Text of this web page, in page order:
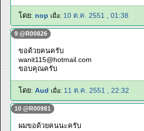
โดย: nop เมื่อ: 10 ต.ค. 2551 , 01:38
9 @R00826
ขอด้วยคนครับ
wanit115@hotmail.com
ขอบคุณครับ
โดย: Aud เมื่อ: 11 ต.ค. 2551 , 22:32
10 @R00981
ผมขอด้วยคนนะครับ